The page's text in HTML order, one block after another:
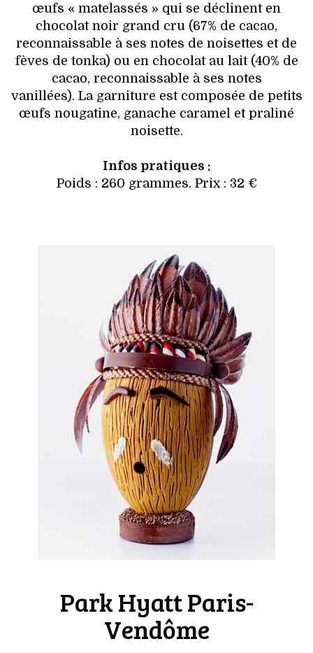
œufs « matelassés » qui se déclinent en
chocolat noir grand cru (67% de cacao,
reconnaissable à ses notes de noisettes et de
fèves de tonka) ou en chocolat au lait (40% de
cacao, reconnaissable à ses notes
vanillées). La garniture est composée de petits
œufs nougatine, ganache caramel et praliné
noisette.
Infos pratiques :
Poids : 260 grammes. Prix : 32 €
Park Hyatt Paris-
Vendôme